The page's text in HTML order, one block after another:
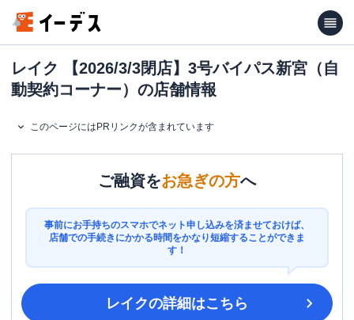
レイク 【2026/3/3閉店】3号バイパス新宮（自
動契約コーナー）の店舗情報
このページにはPRリンクが含まれています
ご融資をお急ぎの方へ
事前にお手持ちのスマホでネット申し込みを済ませておけば、
店舗での手続きにかかる時間をかなり短縮することができま
す！
レイクの詳細はこちら